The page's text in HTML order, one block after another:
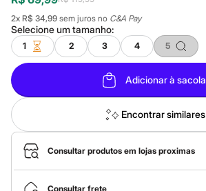
Até 40% off
Até 60% off
A partir de 60% off
Feminino
Em alta
Inverno
Alfaiataria
Novidades
Roupas
Blusas e Camisetas
Básicos
Calças
Casacos e Jaquetas
Jeans
Macacões
2x R$ 34,99 sem juros no C&A Pay
Selecione umtamanho:
1 2 3 4 5
Adicionar à sacola
Encontrar similares
Consultar produtos em lojas proximas
Consultar frete